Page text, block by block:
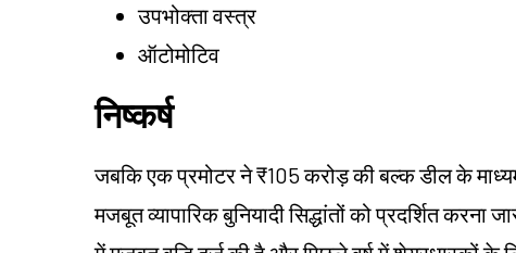
उपभोक्ता वस्त्र
ऑटोमोटिव
निष्कर्ष
जबकि एक प्रमोटर ने ₹105 करोड़ की बल्क डील के
मजबूत व्यापारिक बुनियादी सिद्धांतों को प्रदर्शित